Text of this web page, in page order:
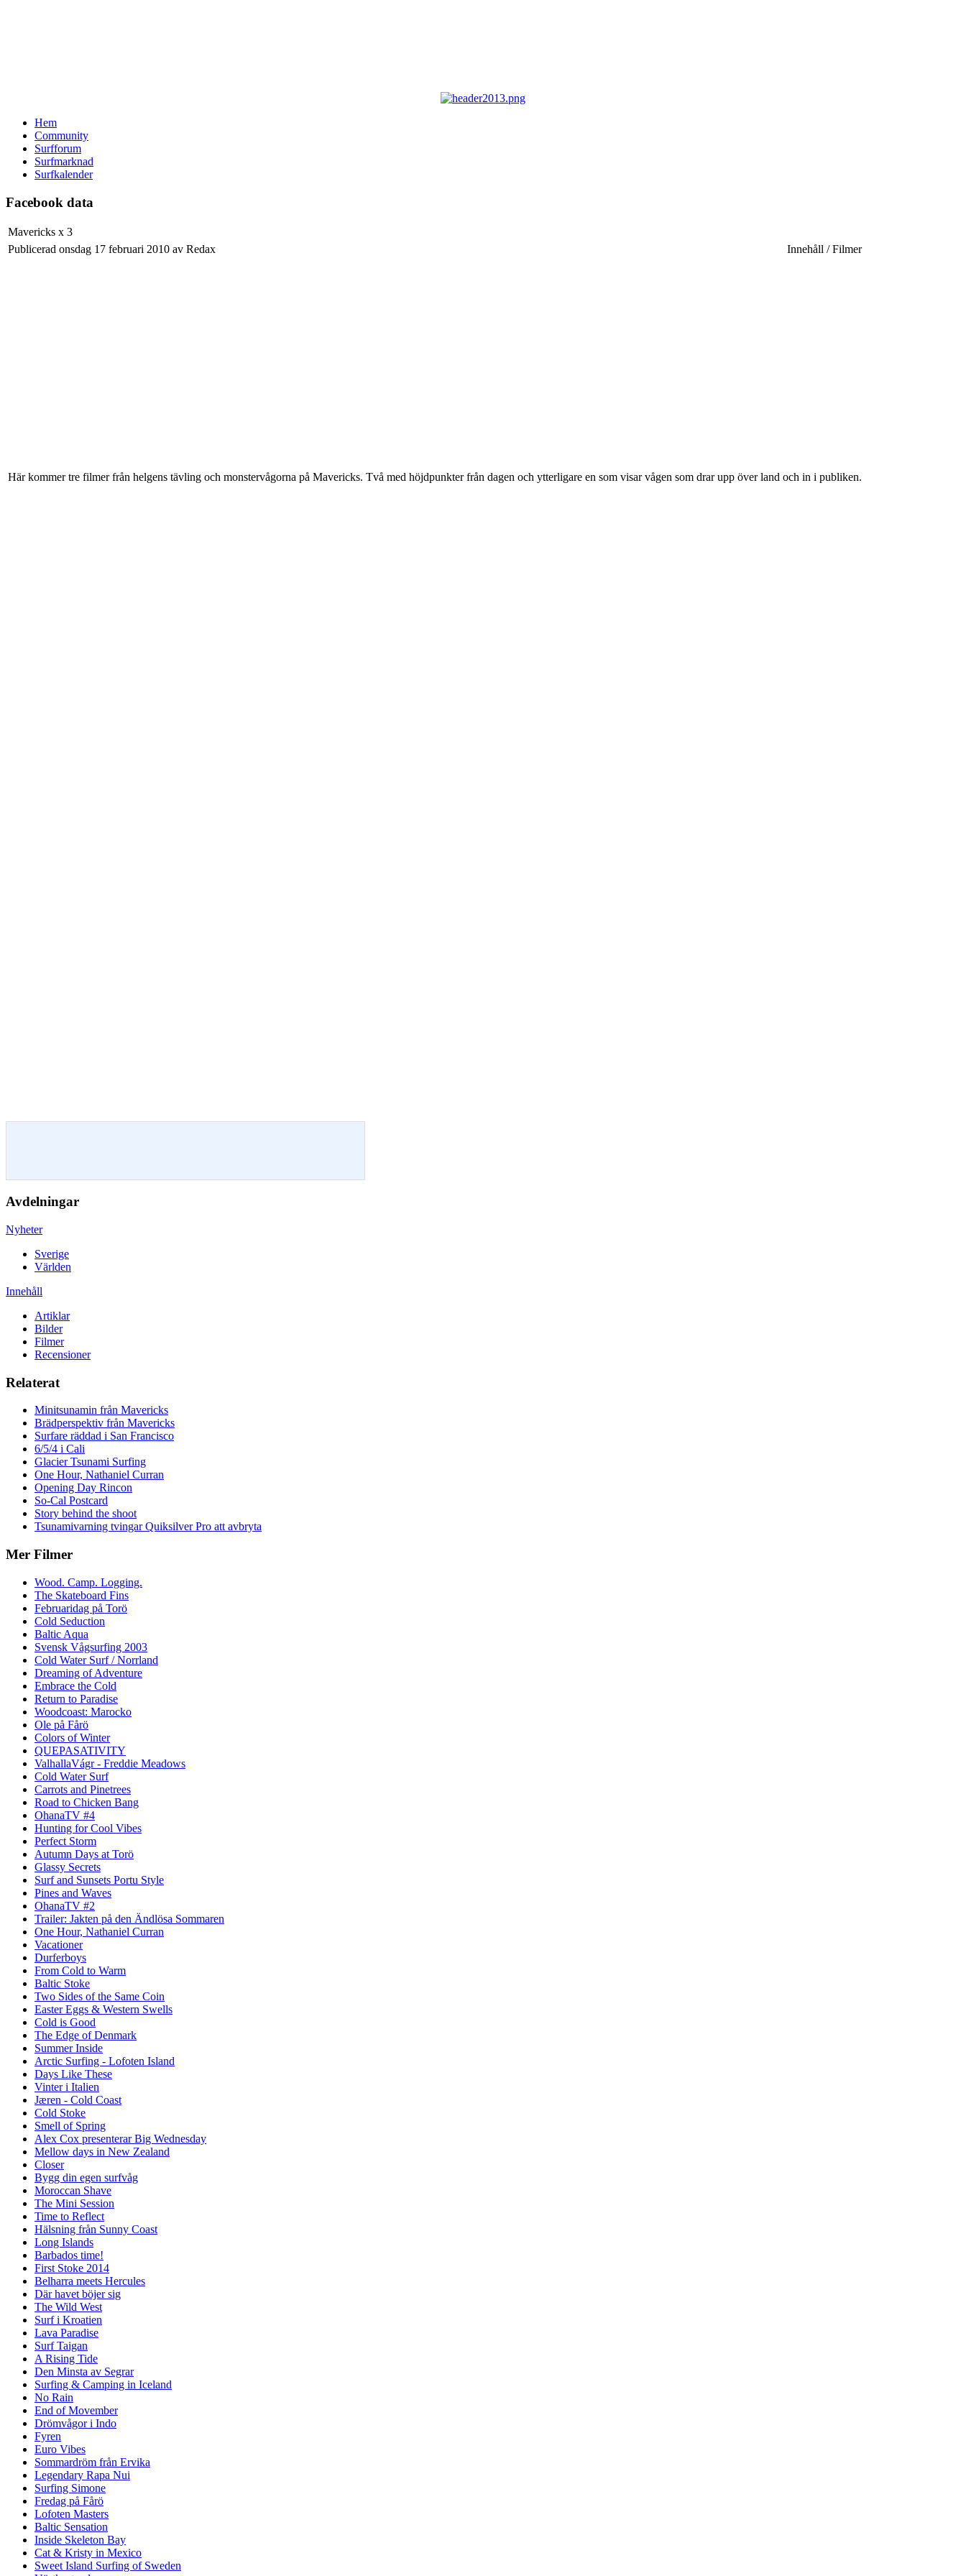
Hem
Community
Surfforum
Surfmarknad
Surfkalender
Facebook data
Mavericks x 3
Publicerad onsdag 17 februari 2010 av Redax
Innehåll / Filmer
Här kommer tre filmer från helgens tävling och monstervågorna på Mavericks. Två med höjdpunkter från dagen och ytterligare en som visar vågen som drar upp över land och in i publiken.
Avdelningar
Nyheter
Sverige
Världen
Innehåll
Artiklar
Bilder
Filmer
Recensioner
Relaterat
Minitsunamin från Mavericks
Brädperspektiv från Mavericks
Surfare räddad i San Francisco
6/5/4 i Cali
Glacier Tsunami Surfing
One Hour, Nathaniel Curran
Opening Day Rincon
So-Cal Postcard
Story behind the shoot
Tsunamivarning tvingar Quiksilver Pro att avbryta
Mer Filmer
Wood. Camp. Logging.
The Skateboard Fins
Februaridag på Torö
Cold Seduction
Baltic Aqua
Svensk Vågsurfing 2003
Cold Water Surf / Norrland
Dreaming of Adventure
Embrace the Cold
Return to Paradise
Woodcoast: Marocko
Ole på Fårö
Colors of Winter
QUEPASATIVITY
ValhallaVágr - Freddie Meadows
Cold Water Surf
Carrots and Pinetrees
Road to Chicken Bang
OhanaTV #4
Hunting for Cool Vibes
Perfect Storm
Autumn Days at Torö
Glassy Secrets
Surf and Sunsets Portu Style
Pines and Waves
OhanaTV #2
Trailer: Jakten på den Ändlösa Sommaren
One Hour, Nathaniel Curran
Vacationer
Durferboys
From Cold to Warm
Baltic Stoke
Two Sides of the Same Coin
Easter Eggs & Western Swells
Cold is Good
The Edge of Denmark
Summer Inside
Arctic Surfing - Lofoten Island
Days Like These
Vinter i Italien
Jæren - Cold Coast
Cold Stoke
Smell of Spring
Alex Cox presenterar Big Wednesday
Mellow days in New Zealand
Closer
Bygg din egen surfvåg
Moroccan Shave
The Mini Session
Time to Reflect
Hälsning från Sunny Coast
Long Islands
Barbados time!
First Stoke 2014
Belharra meets Hercules
Där havet böjer sig
The Wild West
Surf i Kroatien
Lava Paradise
Surf Taigan
A Rising Tide
Den Minsta av Segrar
Surfing & Camping in Iceland
No Rain
End of Movember
Drömvågor i Indo
Fyren
Euro Vibes
Sommardröm från Ervika
Legendary Rapa Nui
Surfing Simone
Fredag på Fårö
Lofoten Masters
Baltic Sensation
Inside Skeleton Bay
Cat & Kristy in Mexico
Sweet Island Surfing of Sweden